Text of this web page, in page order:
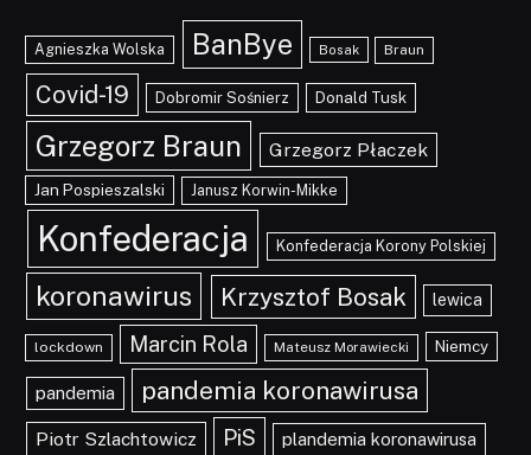
Agnieszka Wolska BanBye Bosak Braun
Covid-19 Dobromir Sośnierz Donald Tusk
Grzegorz Braun Grzegorz Płaczek
Jan Pospieszalski Janusz Korwin-Mikke
Konfederacja Konfederacja Korony Polskiej
koronawirus Krzysztof Bosak lewica
lockdown Marcin Rola Mateusz Morawiecki Niemcy
pandemia pandemia koronawirusa
Piotr Szlachtowicz PiS plandemia koronawirusa